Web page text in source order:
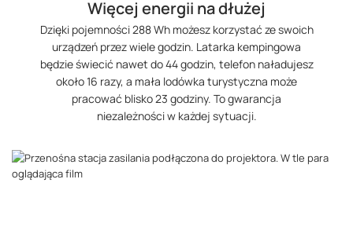
Więcej energii na dłużej
Dzięki pojemności 288 Wh możesz korzystać ze swoich
urządzeń przez wiele godzin. Latarka kempingowa
będzie świecić nawet do 44 godzin, telefon naładujesz
około 16 razy, a mała lodówka turystyczna może
pracować blisko 23 godziny. To gwarancja
niezależności w każdej sytuacji.